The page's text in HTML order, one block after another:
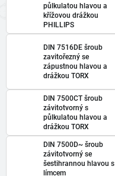
půlkulatou hlavou a
křížovou drážkou
PHILLIPS
DIN 7516DE šroub
zavitořezný se
zápustnou hlavou a
drážkou TORX
DIN 7500CT šroub
závitotvorný s
půlkulatou hlavou a
drážkou TORX
DIN 7500D~ šroub
závitotvorný se
šestihrannou hlavou s
límcem